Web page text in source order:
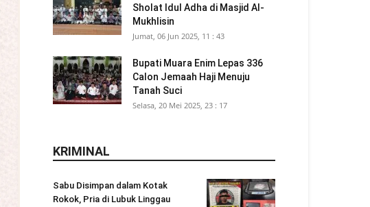
Sholat Idul Adha di Masjid Al-
Mukhlisin
Jumat, 06 Jun 2025, 11 : 43
Bupati Muara Enim Lepas 336
Calon Jemaah Haji Menuju
Tanah Suci
Selasa, 20 Mei 2025, 23 : 17
KRIMINAL
Sabu Disimpan dalam Kotak
Rokok, Pria di Lubuk Linggau